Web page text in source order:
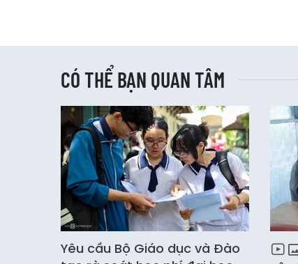
CÓ THỂ BẠN QUAN TÂM
Yêu cầu Bộ Giáo dục và Đào